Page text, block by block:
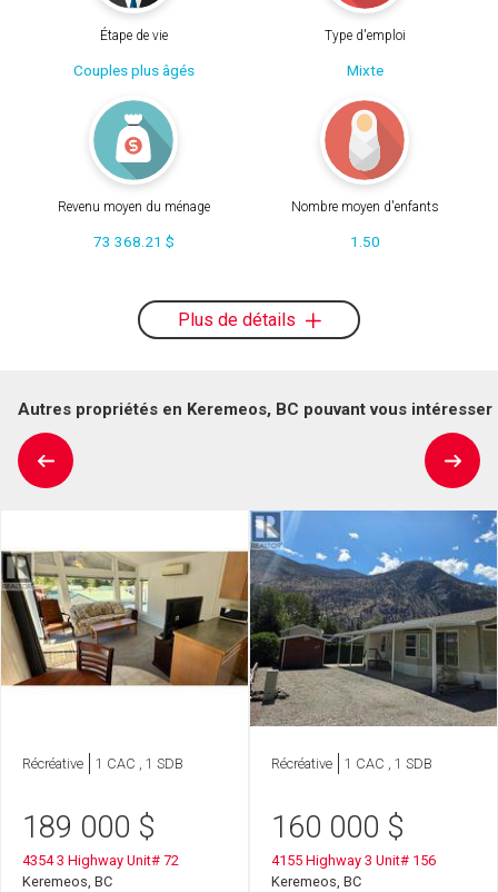
Étape de vie
Couples plus âgés
Type d'emploi
Mixte
Revenu moyen du ménage
73 368.21 $
Nombre moyen d'enfants
1.50
Plus de détails
Autres propriétés en Keremeos, BC pouvant vous intéresser
Récréative 1 CAC , 1 SDB
189 000 $
4354 3 Highway Unit# 72
Keremeos, BC
Récréative 1 CAC , 1 SDB
160 000 $
4155 Highway 3 Unit# 156
Keremeos, BC